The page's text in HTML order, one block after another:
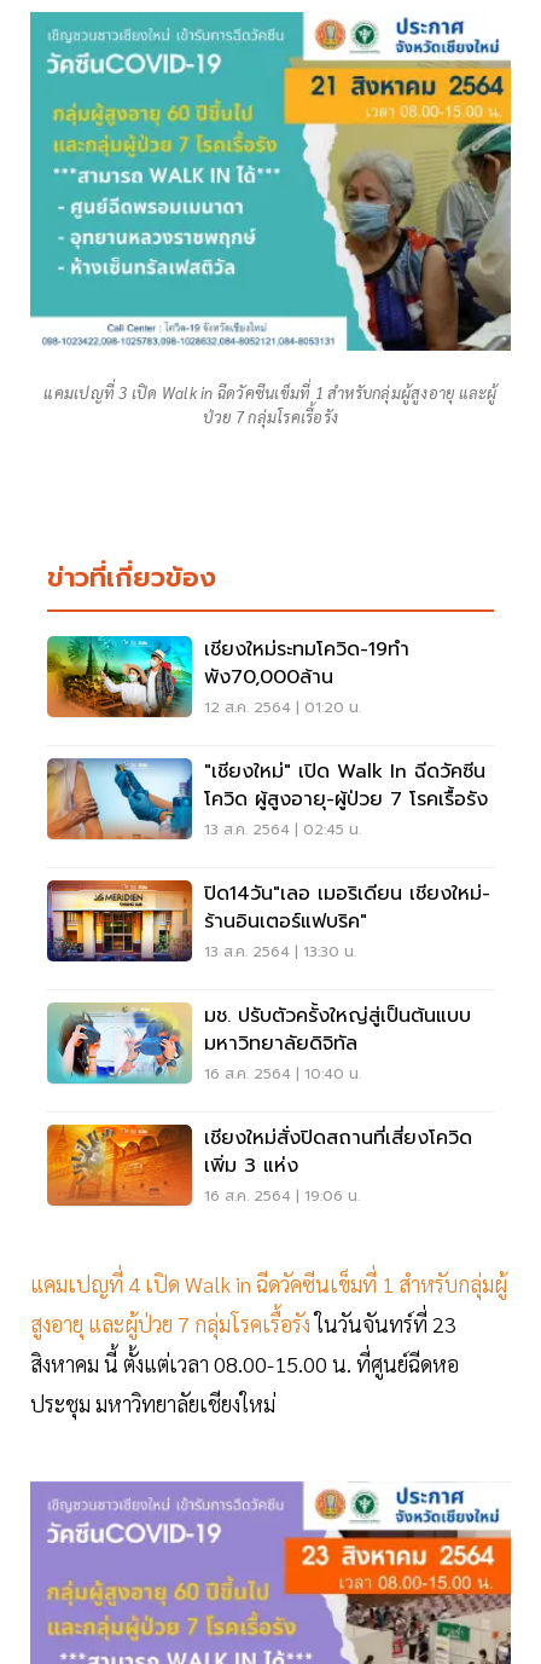
แคมเปญที่ 3 เปิด Walk in ฉีดวัคซีนเข็มที่ 1 สำหรับกลุ่มผู้สูงอายุ และผู้
ป่วย 7 กลุ่มโรคเรื้อรัง
ข่าวที่เกี่ยวข้อง
เชียงใหม่ระทมโควิด-19ทำ
พัง70,000ล้าน
12 ส.ค. 2564 | 01:20 น.
"เชียงใหม่" เปิด Walk In ฉีดวัคซีน
โควิด ผู้สูงอายุ-ผู้ป่วย 7 โรคเรื้อรัง
13 ส.ค. 2564 | 02:45 น.
ปิด14วัน"เลอ เมอริเดียน เชียงใหม่-
ร้านอินเตอร์แฟบริค"
13 ส.ค. 2564 | 13:30 น.
มช. ปรับตัวครั้งใหญ่สู่เป็นต้นแบบ
มหาวิทยาลัยดิจิทัล
16 ส.ค. 2564 | 10:40 น.
เชียงใหม่สั่งปิดสถานที่เสี่ยงโควิด
เพิ่ม 3 แห่ง
16 ส.ค. 2564 | 19:06 น.
แคมเปญที่ 4 เปิด Walk in ฉีดวัคซีนเข็มที่ 1 สำหรับกลุ่มผู้
สูงอายุ และผู้ป่วย 7 กลุ่มโรคเรื้อรังในวันจันทร์ที่ 23
สิงหาคม นี้ ตั้งแต่เวลา 08.00-15.00 น. ที่ศูนย์ฉีดหอ
ประชุม มหาวิทยาลัยเชียงใหม่